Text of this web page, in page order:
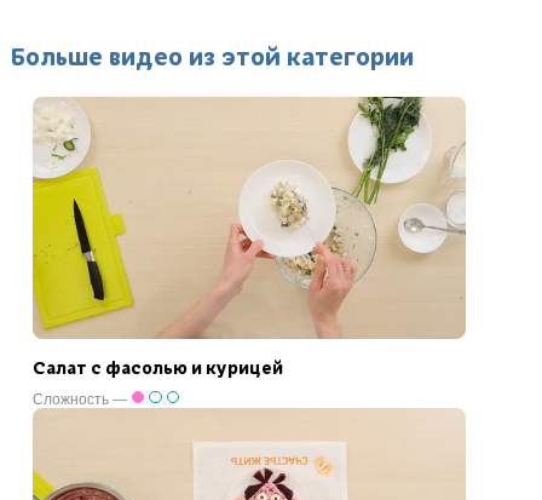
Больше видео из этой категории
Салат с фасолью и курицей
Сложность —